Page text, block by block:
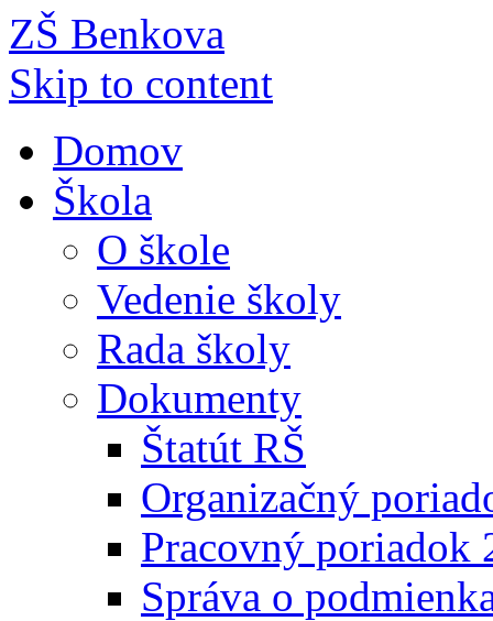
ZŠ Benkova
Skip to content
Domov
Škola
O škole
Vedenie školy
Rada školy
Dokumenty
Štatút RŠ
Organizačný
Pracovný poriadok
Správa o